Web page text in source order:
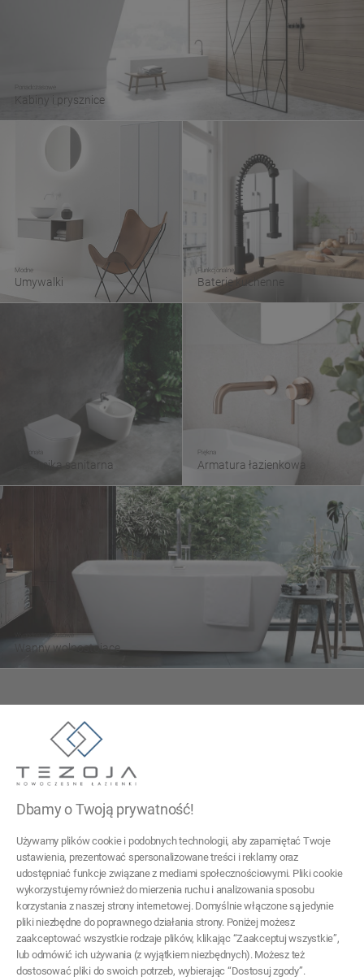
Ponadczasowe
Kabiny i prysznice
Modne
Umywalki
Funkcjonalne
Baterie kuchenne
Wygodne i luksusowe
Wanny wolnostojące
Doskonała
Ceramika sanitarna
Piękna
Armatura łazienkowa
03-017 Warszawa
tezoja@gmail.com
Pomoc
Płatności i dostawa
Dbamy o Twoją prywatność!
Używamy plików cookie i podobnych technologii, aby zapamiętać Twoje
ustawienia, prezentować spersonalizowane treści i reklamy oraz
udostępniać funkcje związane z mediami społecznościowymi. Pliki cookie
wykorzystujemy również do mierzenia ruchu i analizowania sposobu
korzystania z naszej strony internetowej. Domyślnie włączone są jedynie
pliki niezbędne do poprawnego działania strony. Poniżej możesz
zaakceptować wszystkie rodzaje plików, klikając “Zaakceptuj wszystkie”,
lub odmówić ich używania (z wyjątkiem niezbędnych). Możesz też
dostosować pliki do swoich potrzeb, wybierając “Dostosuj zgody”.